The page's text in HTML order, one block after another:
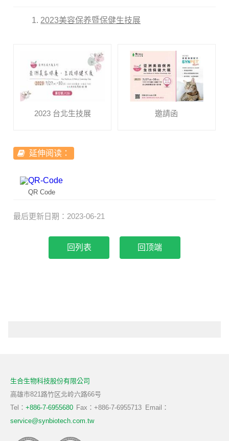
2023美容保养暨保健生技展
2023 台北生技展 邀請函
延伸阅读：
QR Code
最后更新日期：2023-06-21
回顶端
生合生物科技股份有限公司
高雄市821路竹区北岭六路66号
Tel： +886-7-6955680 Fax：+886-7-6955713 Email：
service@synbiotech.com.tw